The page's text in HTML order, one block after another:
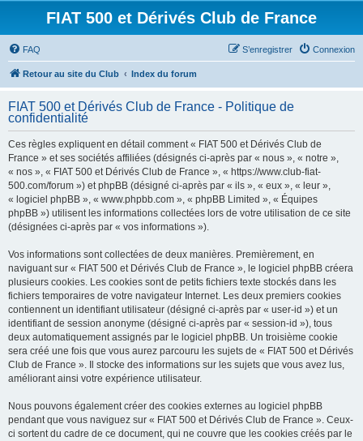
FIAT 500 et Dérivés Club de France
FAQ Connexion
S’enregistrer
Retour au site du Club Index du forum
FIAT 500 et Dérivés Club de France - Politique de
confidentialité
Ces règles expliquent en détail comment « FIAT 500 et Dérivés Club de
France » et ses sociétés affiliées (désignés ci-après par « nous », « notre »,
« nos », « FIAT 500 et Dérivés Club de France », « https://www.club-fiat-
500.com/forum ») et phpBB (désigné ci-après par « ils », « eux », « leur »,
« logiciel phpBB », « www.phpbb.com », « phpBB Limited », « Équipes
phpBB ») utilisent les informations collectées lors de votre utilisation de ce site
(désignées ci-après par « vos informations »).
Vos informations sont collectées de deux manières. Premièrement, en
naviguant sur « FIAT 500 et Dérivés Club de France », le logiciel phpBB créera
plusieurs cookies. Les cookies sont de petits fichiers texte stockés dans les
fichiers temporaires de votre navigateur Internet. Les deux premiers cookies
contiennent un identifiant utilisateur (désigné ci-après par « user-id ») et un
identifiant de session anonyme (désigné ci-après par « session-id »), tous
deux automatiquement assignés par le logiciel phpBB. Un troisième cookie
sera créé une fois que vous aurez parcouru les sujets de « FIAT 500 et Dérivés
Club de France ». Il stocke des informations sur les sujets que vous avez lus,
améliorant ainsi votre expérience utilisateur.
Nous pouvons également créer des cookies externes au logiciel phpBB
pendant que vous naviguez sur « FIAT 500 et Dérivés Club de France ». Ceux-
ci sortent du cadre de ce document, qui ne couvre que les cookies créés par le